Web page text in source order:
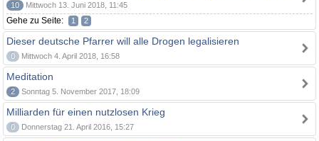
10 Mittwoch 13. Juni 2018, 11:45
Gehe zu Seite: 1 2
Dieser deutsche Pfarrer will alle Drogen legalisieren
0 Mittwoch 4. April 2018, 16:58
Meditation
2 Sonntag 5. November 2017, 18:09
Milliarden für einen nutzlosen Krieg
0 Donnerstag 21. April 2016, 15:27